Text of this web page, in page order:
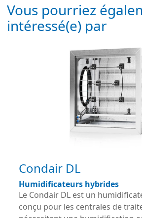
Vous pourriez
intéressé(e) par
Condair DL
Humidificateurs hybrides
Le Condair DL est un
conçu pour les centrales de